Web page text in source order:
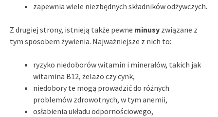
zapewnia wiele niezbędnych składników odżywczych.
Z drugiej strony, istnieją także pewne minusy związane z
tym sposobem żywienia. Najważniejsze z nich to:
ryzyko niedoborów witamin i minerałów, takich jak
witamina B12, żelazo czy cynk,
niedobory te mogą prowadzić do różnych
problemów zdrowotnych, w tym anemii,
osłabienia układu odpornościowego,